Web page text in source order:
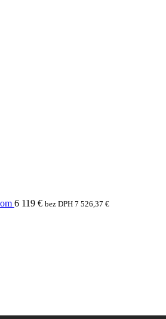
6 119 € bez DPH 7 526,37 €